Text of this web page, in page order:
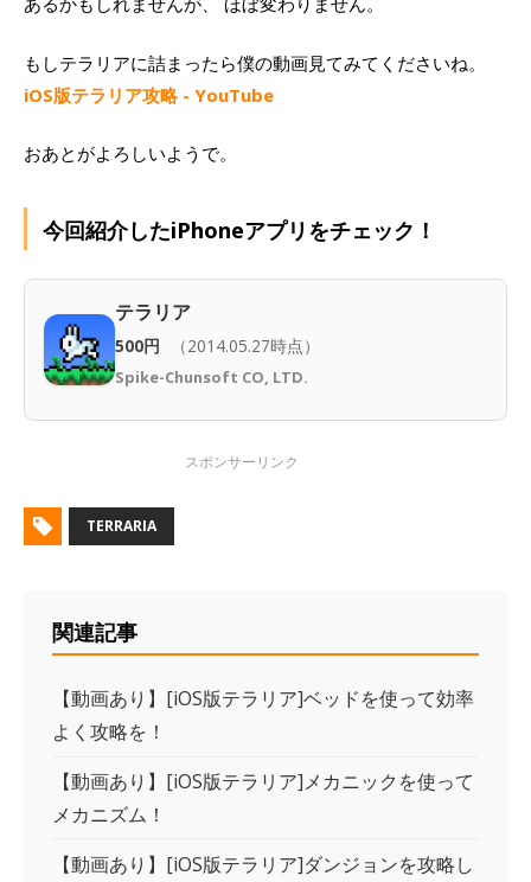
もしテラリアに詰まったら僕の動画見てみてくださいね。
iOS版テラリア攻略 - YouTube
おあとがよろしいようで。
今回紹介したiPhoneアプリをチェック！
テラリア
500円 （2014.05.27時点）
Spike-Chunsoft CO, LTD.
TERRARIA
関連記事
【動画あり】[iOS版テラリア]ベッドを使って効率
よく攻略を！
【動画あり】[iOS版テラリア]メカニックを使って
メカニズム！
【動画あり】[iOS版テラリア]ダンジョンを攻略し